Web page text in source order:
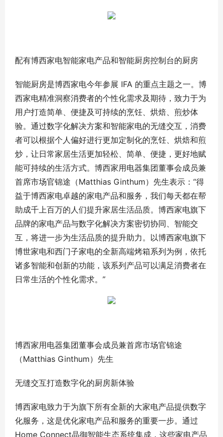
配有博西家电智能家电产品和智能厨房控制台的厨房
智能厨房是博西家电今年参展 IFA 的重点主题之一。博
西家电精准洞察消费者的个性化需求及期待，致力于为
用户打造简单、便捷及可持续的烹饪、烘焙、煎炒体
验。通过数字化解决方案和智能家电的无缝交互，消费
者可以根据个人偏好进行更加定制化的烹饪、烘焙和煎
炒，让日常家居生活更加轻松、简单、便捷，更好地赋
能可持续的生活方式。博西家用电器集团董事会成员兼
首席市场官锦途（Matthias Ginthum）先生表示：“得
益于博西家电卓越的家电产品和服务，我们每天都在帮
助成千上百万的人们提升家居生活品质。博西家电旗下
品牌的家电产品与数字化解决方案密切协同、智能交
互，将进一步为生活品质的提升助力。以博西家电旗下
博世家电和西门子家电的全新高端烤箱系列为例，依托
诸多智能和创新的功能，该系列产品可以满足消费者在
日常生活的个性化需求。”
博西家用电器集团董事会成员兼首席市场官锦途
（Matthias Ginthum）先生
无缝交互打造数字化的厨房新体验
博西家电致力于为旗下所有全新的大家电产品提供数字
化服务，这是优化家电产品和服务的重要一步。通过
Home Connect晶御智能生态系统集成，这些家电产品